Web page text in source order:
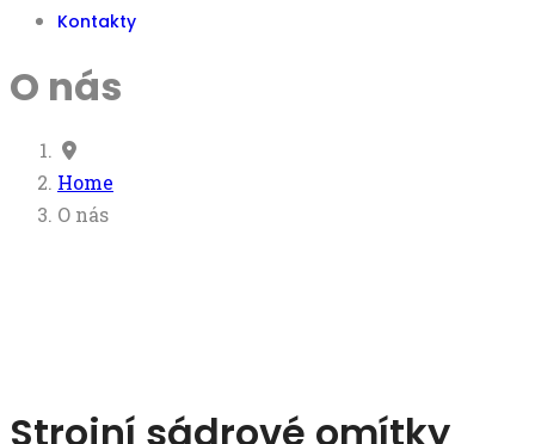
Kontakty
O nás
Home
O nás
Strojní sádrové omítky